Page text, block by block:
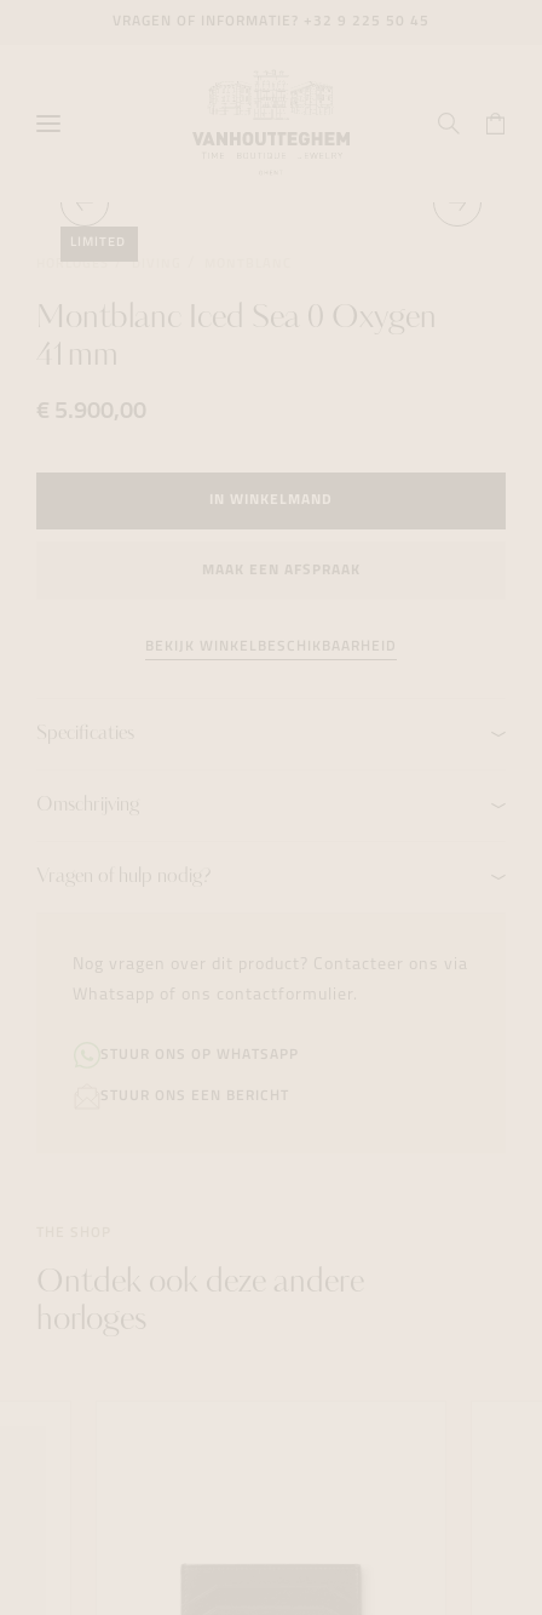
LIMITED
HORLOGES
DIVING
Montblanc Iced Sea 0 Oxygen
41mm
€ 5.900,00
IN WINKELMAND
BEKIJK WINKELBESCHIKBAARHEID
Specificaties
Omschrijving
Vragen of hulp nodig?
Ontdek ook deze andere
horloges